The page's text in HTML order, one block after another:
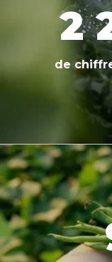
2
de